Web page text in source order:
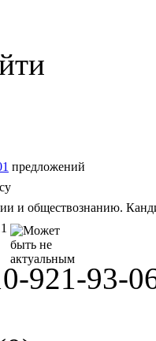
предложений
и обществознанию.
921-93-